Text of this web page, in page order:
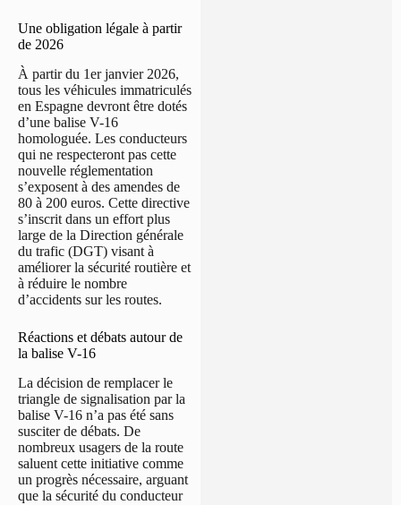
Une obligation légale à partir
de 2026
À partir du 1er janvier 2026,
tous les véhicules immatriculés
en Espagne devront être dotés
d’une balise V-16
homologuée. Les conducteurs
qui ne respecteront pas cette
nouvelle réglementation
s’exposent à des amendes de
80 à 200 euros. Cette directive
s’inscrit dans un effort plus
large de la Direction générale
du trafic (DGT) visant à
améliorer la sécurité routière et
à réduire le nombre
d’accidents sur les routes.
Réactions et débats autour de
la balise V-16
La décision de remplacer le
triangle de signalisation par la
balise V-16 n’a pas été sans
susciter de débats. De
nombreux usagers de la route
saluent cette initiative comme
un progrès nécessaire, arguant
que la sécurité du conducteur